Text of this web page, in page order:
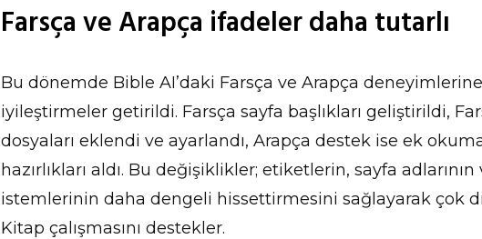
Farsça ve Arapça ifadeler daha tutarlı
Bu dönemde Bible AI’daki Farsça ve Arapça
iyileştirmeler getirildi. Farsça sayfa başlıkları geliştirildi,
dosyaları eklendi ve ayarlandı, Arapça destek ise ek
hazırlıkları aldı. Bu değişiklikler; etiketlerin, sayfa adlarının
istemlerinin daha dengeli hissettirmesini sağlayarak çok
Kitap çalışmasını destekler.